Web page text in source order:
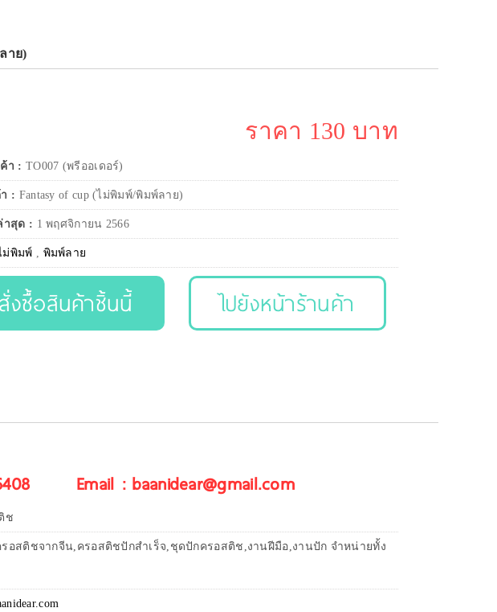
าย)
ราคา 130 บาท
า : TO007 (พรีออเดอร์)
: Fantasy of cup (ไม่พิมพ์/พิมพ์ลาย)
าสุด : 1 พฤศจิกายน 2566
ม่พิมพ์ , พิมพ์ลาย
สั่งซื้อสินค้าชิ้นนี้ ไปยังหน้าร้านค้า
Email : baanidear@gmail.com
ช
อสติชจากจีน,ครอสติชปักสำเร็จ,ชุดปักครอสติช,งานฝีมือ,งานปัก จำหน่ายทั้ง